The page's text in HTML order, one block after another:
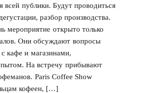
всей публики. Будут проводиться
разбор производства.
мероприятие открыто только
Они обсуждают вопросы
кафе и магазинами,
На встречу прибывают
Paris Coffee Show
кофеен, […]